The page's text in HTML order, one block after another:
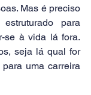
Mas é preciso
para
se à vida lá fora.
seja lá qual for
uma carreira